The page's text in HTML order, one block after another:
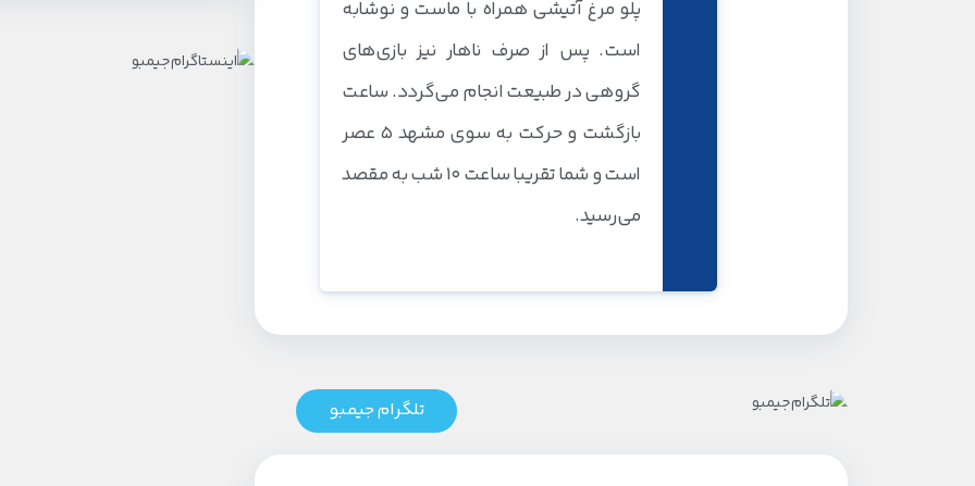
پلو مرغ آتیشی همراه با ماست و نوشابه
است. پس از صرف ناهار نیز بازی‌های
گروهی در طبیعت انجام می‌گردد. ساعت
بازگشت و حرکت به سوی مشهد 5 عصر
است و شما تقریبا ساعت 10 شب به مقصد
می‌رسید.
تلگرام جیمبو